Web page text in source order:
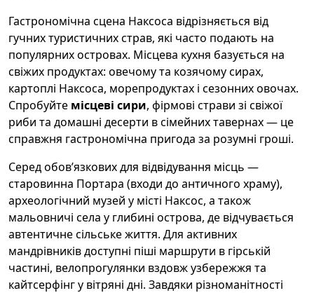
Гастрономічна сцена Наксоса відрізняється від
гучних туристичних страв, які часто подають на
популярних островах. Місцева кухня базується на
свіжих продуктах: овечому та козячому сирах,
картоплі Наксоса, морепродуктах і сезонних овочах.
Спробуйте місцеві сири, фірмові страви зі свіжої
риби та домашні десерти в сімейних тавернах — це
справжня гастрономічна пригода за розумні гроші.
Серед обов’язкових для відвідування місць —
старовинна Портара (входи до античного храму),
археологічний музей у місті Наксос, а також
мальовничі села у глибині острова, де відчувається
автентичне сільське життя. Для активних
мандрівників доступні піші маршрути в гірській
частині, велопрогулянки вздовж узбережжя та
кайтсерфінг у вітряні дні. Завдяки різноманітності